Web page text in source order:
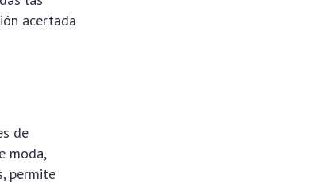
acertada
de
moda,
permite